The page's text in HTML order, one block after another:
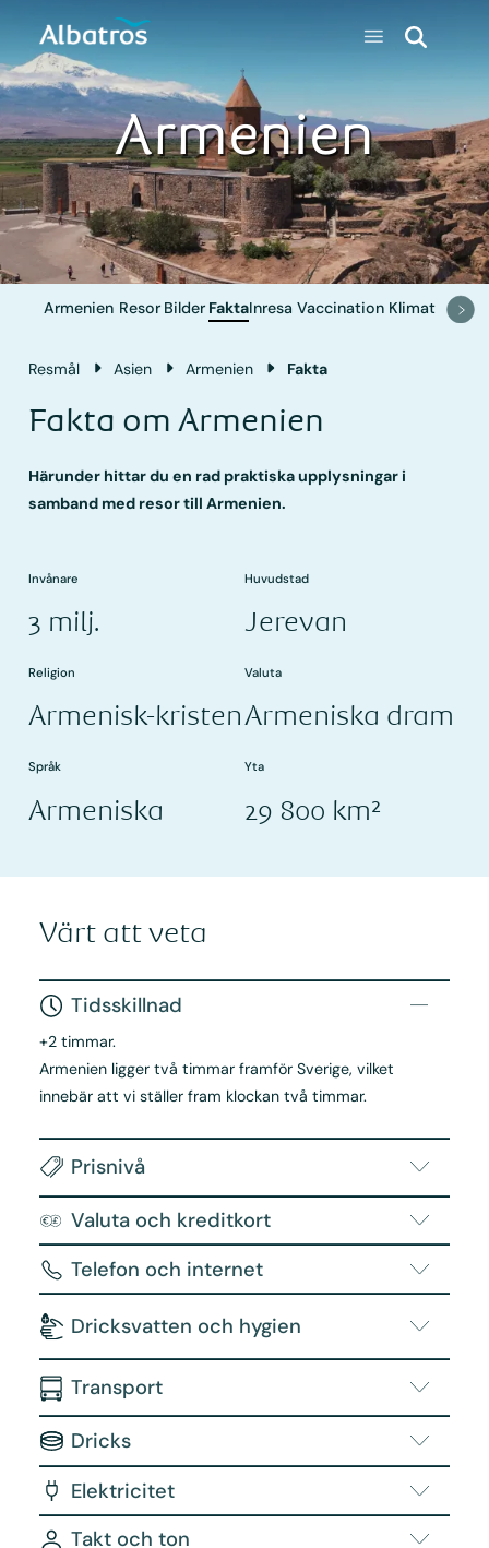
Armenien
Armenien Resor Bilder FaktaInresa Vaccination Klimat
Resmål Asien Armenien Fakta
Fakta om Armenien
Härunder hittar du en rad praktiska upplysningar i
samband med resor till Armenien.
Invånare
3 milj.
Huvudstad
Jerevan
Religion
Armenisk-kristen
Valuta
Armeniska dram
Språk
Armeniska
Yta
29 800 km²
Värt att veta
Tidsskillnad
+2 timmar.
Armenien ligger två timmar framför Sverige, vilket
innebär att vi ställer fram klockan två timmar.
Prisnivå
Valuta och kreditkort
Telefon och internet
Dricksvatten och hygien
Transport
Dricks
Elektricitet
Takt och ton